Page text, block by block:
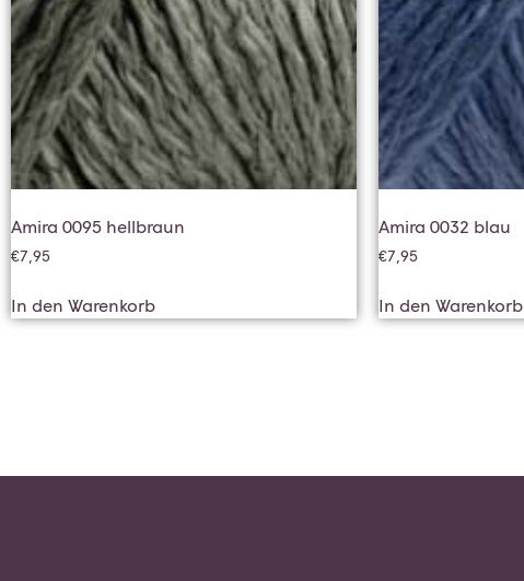
Amira 0095 hellbraun
€7,95
In den Warenkorb
Amira 0032 blau
€7,95
In den Warenkorb